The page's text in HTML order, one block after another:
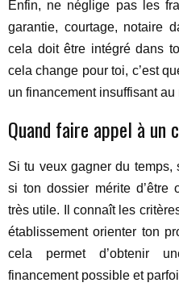
Enfin, ne néglige pas les
garantie, courtage, notaire
cela doit être intégré dans
cela change pour toi, c’est
un financement insuffisant au
Quand faire appel à un
Si tu veux gagner du temps,
si ton dossier mérite d’être
très utile. Il connaît les
établissement orienter ton
cela permet d’obtenir
financement possible et